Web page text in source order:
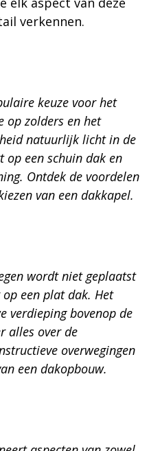
verkennen.
keuze voor het
op zolders en het
natuurlijk licht in de
op een schuin dak en
Ontdek de voordelen
van een dakkapel.
wordt niet geplaatst
een plat dak. Het
verdieping bovenop de
alles over de
overwegingen
een dakopbouw.